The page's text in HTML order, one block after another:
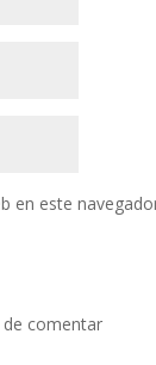
en este
comentar